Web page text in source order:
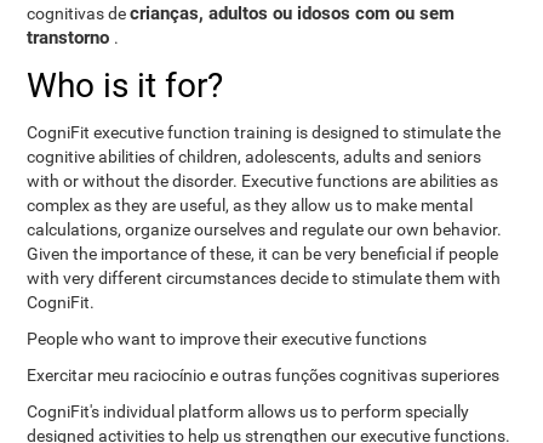
cognitivas decrianças, adultos ou idosos com ou sem
transtorno .
Who is it for?
CogniFit executive function training is designed to stimulate the
cognitive abilities of children, adolescents, adults and seniors
with or without the disorder. Executive functions are abilities as
complex as they are useful, as they allow us to make mental
calculations, organize ourselves and regulate our own behavior.
Given the importance of these, it can be very beneficial if people
with very different circumstances decide to stimulate them with
CogniFit.
People who want to improve their executive functions
Exercitar meu raciocínio e outras funções cognitivas superiores
CogniFit's individual platform allows us to perform specially
designed activities to help us strengthen our executive functions.